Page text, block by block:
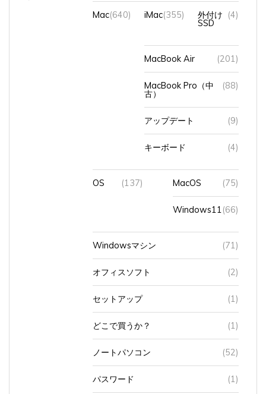
Mac (640) iMac (355) 外付け
SSD
(4)
MacBook Air (201)
MacBook Pro（中
古）
(88)
アップデート (9)
キーボード (4)
OS (137) MacOS (75)
Windows11 (66)
Windowsマシン (71)
オフィスソフト (2)
セットアップ (1)
どこで買うか？ (1)
ノートパソコン (52)
パスワード (1)